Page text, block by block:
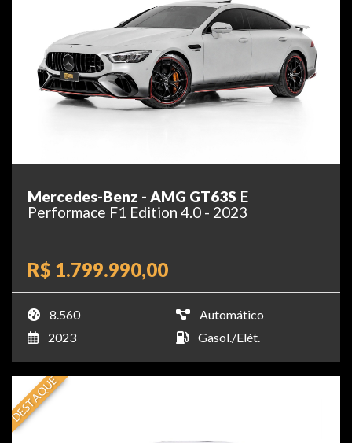
Mercedes-Benz - AMG GT63S E
Performace F1 Edition 4.0 - 2023
R$ 1.799.990,00
8.560
Automático
2023
Gasol./Elét.
DESTAQUE